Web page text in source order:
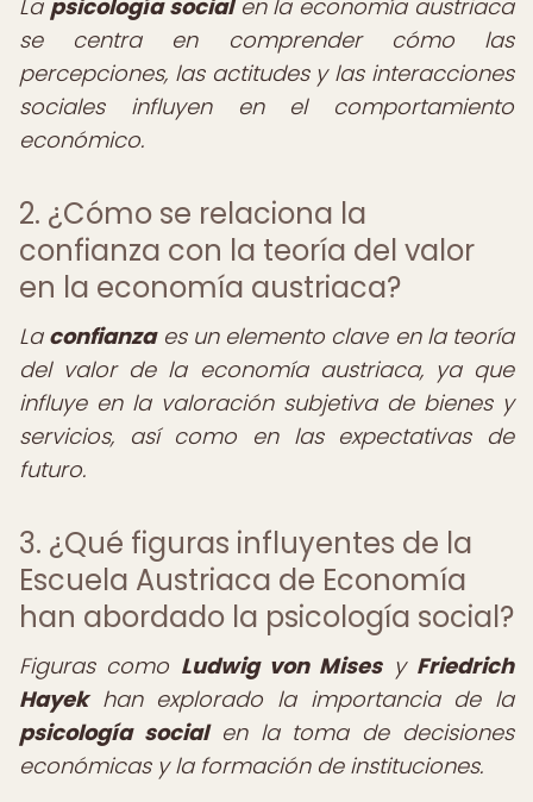
La psicología socialen la economía austriaca
se centra en comprender cómo las
percepciones, las actitudes y las interacciones
sociales influyen en el comportamiento
económico.
2. ¿Cómo se relaciona la
confianza con la teoría del valor
en la economía austriaca?
La confianzaes un elemento clave en la teoría
del valor de la economía austriaca, ya que
influye en la valoración subjetiva de bienes y
servicios, así como en las expectativas de
futuro.
3. ¿Qué figuras influyentes de la
Escuela Austriaca de Economía
han abordado la psicología social?
Figuras como Ludwig von Misesy Friedrich
Hayekhan explorado la importancia de la
psicología socialen la toma de decisiones
económicas y la formación de instituciones.